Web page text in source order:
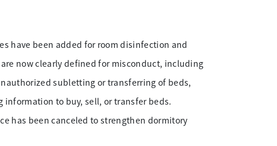
have been added for room disinfection and
now clearly defined for misconduct, including
subletting or transferring of beds,
to buy, sell, or transfer beds.
has been canceled to strengthen dormitory